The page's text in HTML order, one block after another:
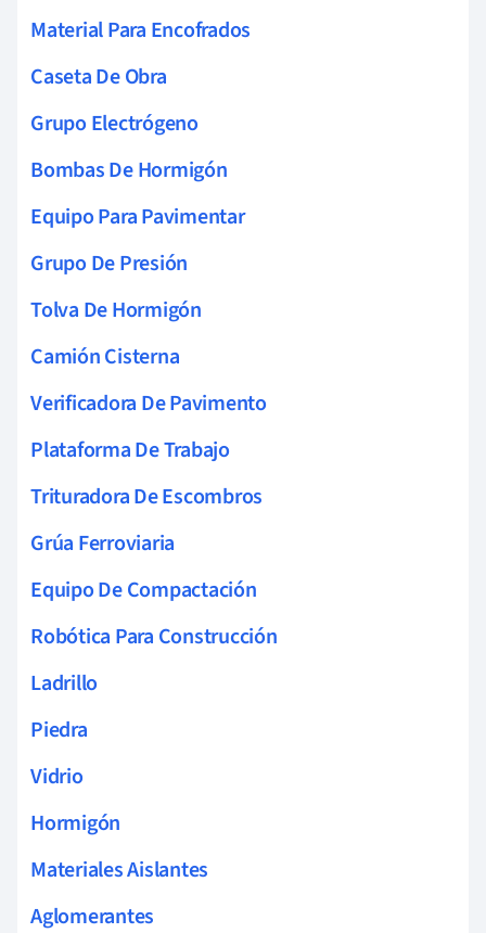
Material Para Encofrados
Caseta De Obra
Grupo Electrógeno
Bombas De Hormigón
Equipo Para Pavimentar
Grupo De Presión
Tolva De Hormigón
Camión Cisterna
Verificadora De Pavimento
Plataforma De Trabajo
Trituradora De Escombros
Grúa Ferroviaria
Equipo De Compactación
Robótica Para Construcción
Ladrillo
Piedra
Vidrio
Hormigón
Materiales Aislantes
Aglomerantes